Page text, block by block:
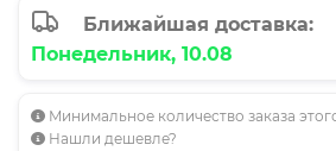
Ближайшая доставка:
Понедельник, 10.08
Минимальное количество заказа
Нашли дешевле?